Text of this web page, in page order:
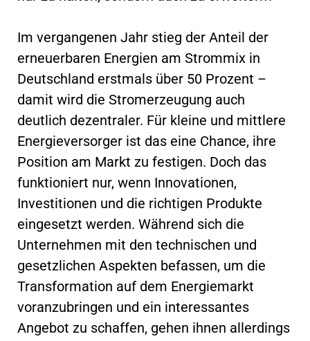
Im vergangenen Jahr stieg der Anteil der
erneuerbaren Energien am Strommix in
Deutschland erstmals über 50 Prozent –
damit wird die Stromerzeugung auch
deutlich dezentraler. Für kleine und mittlere
Energieversorger ist das eine Chance, ihre
Position am Markt zu festigen. Doch das
funktioniert nur, wenn Innovationen,
Investitionen und die richtigen Produkte
eingesetzt werden. Während sich die
Unternehmen mit den technischen und
gesetzlichen Aspekten befassen, um die
Transformation auf dem Energiemarkt
voranzubringen und ein interessantes
Angebot zu schaffen, gehen ihnen allerdings